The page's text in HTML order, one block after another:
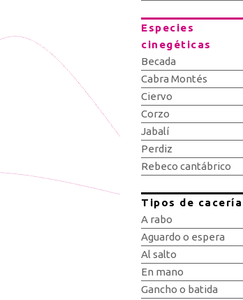
Especies
cinegéticas
Becada
Cabra Montés
Ciervo
Corzo
Jabalí
Perdiz
Rebeco cantábrico
Tipos de cacería
A rabo
Aguardo o espera
Al salto
En mano
Gancho o batida